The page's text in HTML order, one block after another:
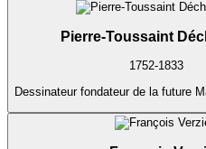
Pierre-Toussaint
1752-1833
Dessinateur fondateur de la future